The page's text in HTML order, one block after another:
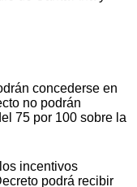
concederse en
no podrán
75 por 100 sobre la
incentivos
podrá recibir